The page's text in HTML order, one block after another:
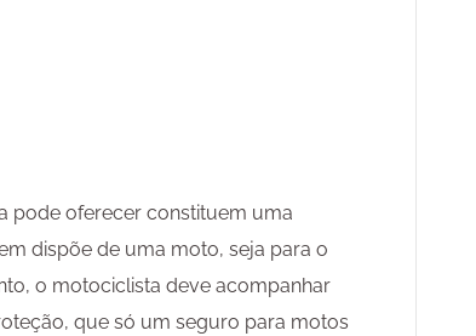
pode oferecer constituem uma
dispõe de uma moto, seja para o
o motociclista deve acompanhar
que só um seguro para motos